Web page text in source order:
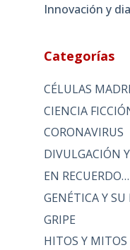
Innovación y
Categorías
CÉLULAS
CIENCIA
CORONAVIRUS
DIVULGACIÓN
EN RECUERDO…
GENÉTICA Y
GRIPE
HITOS Y MITOS